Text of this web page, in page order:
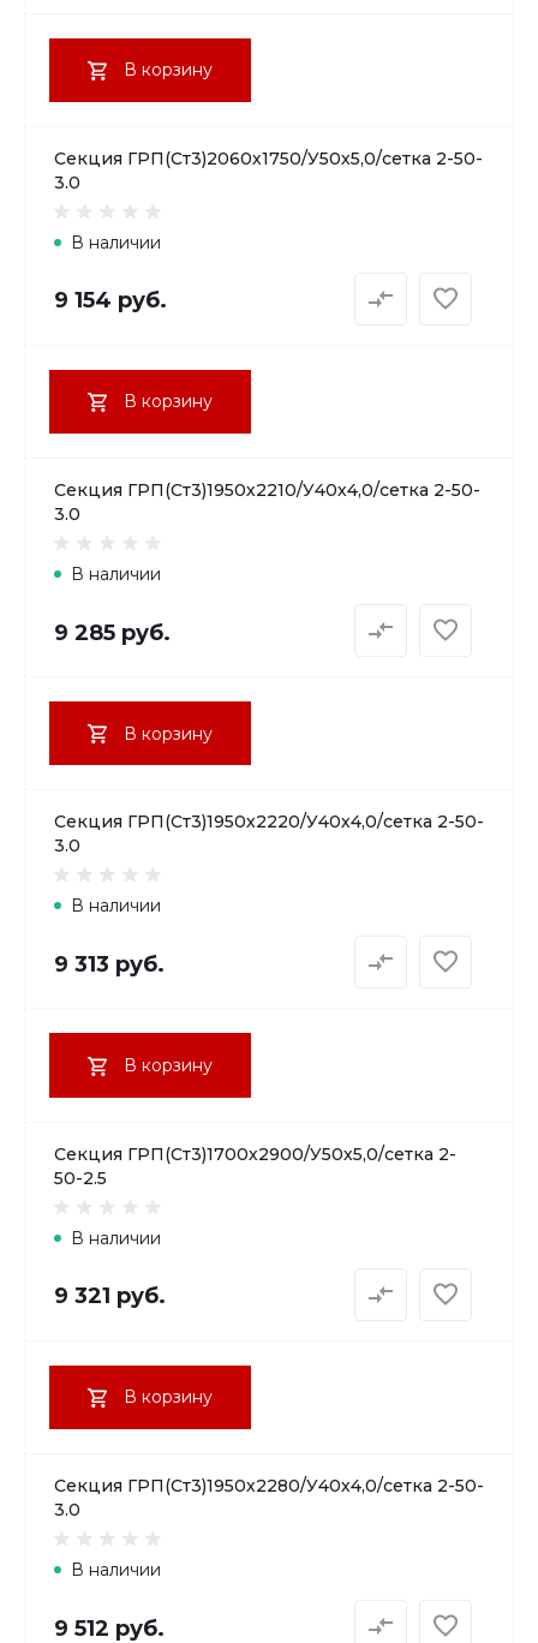
В корзину
Секция ГРП(Ст3)2060х1750/У50х5,0/сетка 2-50-
3.0
В наличии
9 154 руб.
В корзину
Секция ГРП(Ст3)1950х2210/У40х4,0/сетка 2-50-
3.0
В наличии
9 285 руб.
В корзину
Секция ГРП(Ст3)1950х2220/У40х4,0/сетка 2-50-
3.0
В наличии
9 313 руб.
В корзину
Секция ГРП(Ст3)1700х2900/У50х5,0/сетка 2-
50-2.5
В наличии
9 321 руб.
В корзину
Секция ГРП(Ст3)1950х2280/У40х4,0/сетка 2-50-
3.0
В наличии
9 512 руб.